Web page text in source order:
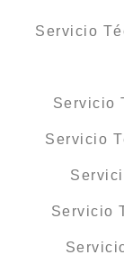
Servicio
Servicio
Servicio
Servicio